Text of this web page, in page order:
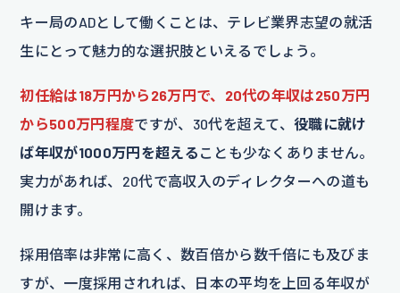
キー局のADとして働くことは、テレビ業界志望の就活
生にとって魅力的な選択肢といえるでしょう。
初任給は18万円から26万円で、20代の年収は250万円
から500万円程度ですが、30代を超えて、役職に就け
ば年収が1000万円を超える ことも少なくありません。
実力があれば、20代で高収入のディレクターへの道も
開けます。
採用倍率は非常に高く、数百倍から数千倍にも及びま
すが、一度採用されれば、日本の平均を上回る年収が